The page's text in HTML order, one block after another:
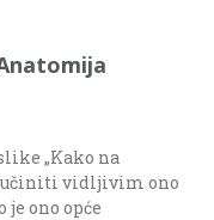
„Kako na
vidljivim ono
je ono opće